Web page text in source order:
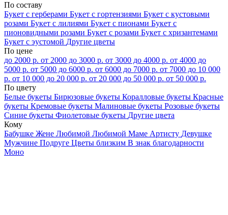
По составу
Букет с герберами Букет с гортензиями Букет с кустовыми
розами Букет с лилиями Букет с пионами Букет с
пионовидными розами Букет с розами Букет с хризантемами
Букет с эустомой Другие цветы
По цене
до 2000 р. от 2000 до 3000 р. от 3000 до 4000 р. от 4000 до
5000 р. от 5000 до 6000 р. от 6000 до 7000 р. от 7000 до 10 000
р. от 10 000 до 20 000 р. от 20 000 до 50 000 р. от 50 000 р.
По цвету
Белые букеты Бирюзовые букеты Коралловые букеты Красные
букеты Кремовые букеты Малиновые букеты Розовые букеты
Синие букеты Фиолетовые букеты Другие цвета
Кому
Бабушке Жене Любимой Любимой Маме Артисту Девушке
Мужчине Подруге Цветы близким В знак благодарности
Моно